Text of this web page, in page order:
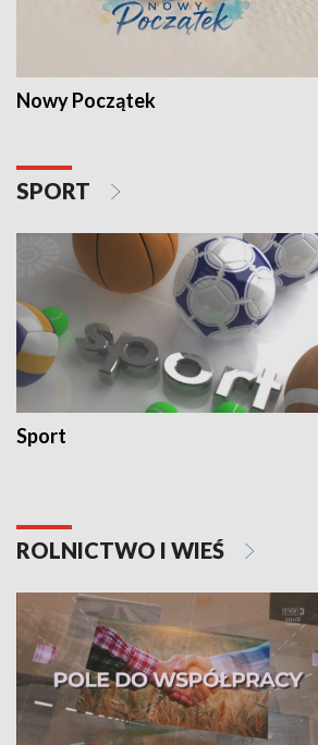
Nowy Początek
SPORT
Sport
ROLNICTWO I WIEŚ